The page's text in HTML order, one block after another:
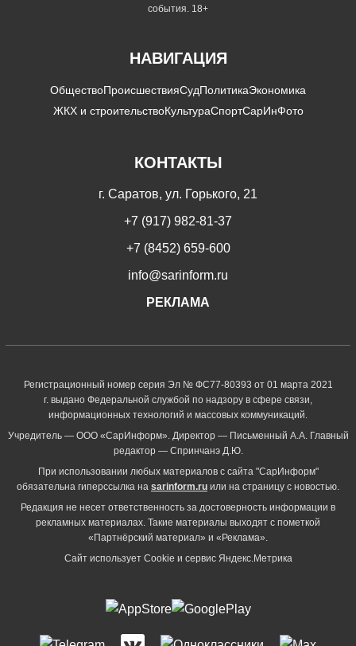
события. 18+
НАВИГАЦИЯ
ОбществоПроисшествияСудПолитикаЭкономика
ЖКХ и строительствоКультураСпортСарИнФото
КОНТАКТЫ
г. Саратов, ул. Горького, 21
+7 (917) 982-81-37
+7 (8452) 659-600
info@sarinform.ru
РЕКЛАМА
Регистрационный номер серия Эл № ФС77-80393 от 01 марта 2021
г. выдано Федеральной службой по надзору в сфере связи,
информационных технологий и массовых коммуникаций.
Учредитель — ООО «СарИнформ». Директор — Письменный А.А. Главный
редактор — Спринчанэ Д.Ю.
При использовании любых материалов с сайта "СарИнформ"
обязательна гиперссылка на sarinform.ru или на страницу с новостью.
Редакция не несет ответственность за достоверность информации в
рекламных материалах. Такие материалы выходят с пометкой
«Партнёрский материал» и «Реклама».
Сайт использует Cookie и сервиc Яндекс.Метрика